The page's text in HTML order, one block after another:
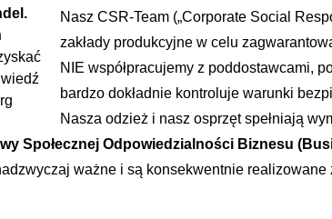
Nasz CSR-Team („Corporate Social
zakłady produkcyjne w celu
NIE współpracujemy z poddostawcami,
bardzo dokładnie kontroluje warunki
Nasza odzież i nasz osprzęt spełniają
Społecznej Odpowiedzialności Biznesu
ważne i są konsekwentnie